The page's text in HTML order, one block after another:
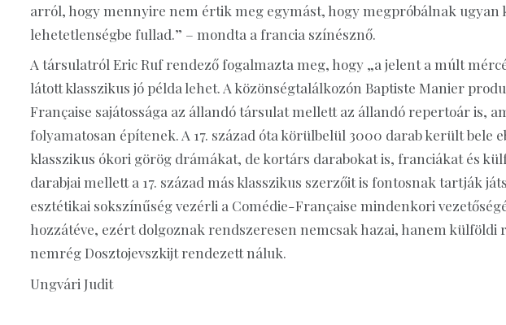
arról, hogy mennyire nem értik meg egymást, hogy megpróbálnak
lehetetlenségbe fullad.” – mondta a francia színésznő.
A társulatról Eric Ruf rendező fogalmazta meg, hogy „a jelent a múlt
látott klasszikus jó példa lehet. A közönségtalálkozón Baptiste Manier
Française sajátossága az állandó társulat mellett az állandó repertoár is,
folyamatosan építenek. A 17. század óta körülbelül 3000 darab került bele
klasszikus ókori görög drámákat, de kortárs darabokat is, franciákat és
darabjai mellett a 17. század más klasszikus szerzőit is fontosnak tartják
esztétikai sokszínűség vezérli a Comédie-Française mindenkori
hozzátéve, ezért dolgoznak rendszeresen nemcsak hazai, hanem külföldi
nemrég Dosztojevszkijt rendezett náluk.
Ungvári Judit